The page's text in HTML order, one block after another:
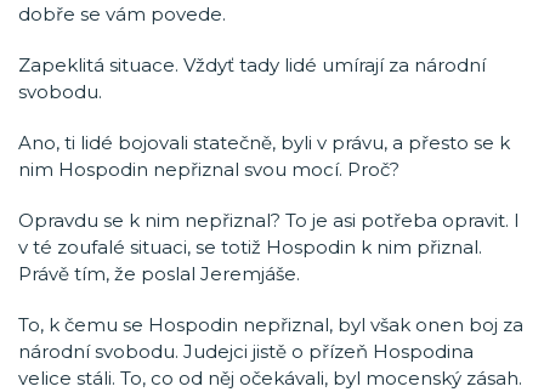
dobře se vám povede.
Zapeklitá situace. Vždyť tady lidé umírají za národní
svobodu.
Ano, ti lidé bojovali statečně, byli v právu, a přesto se k
nim Hospodin nepřiznal svou mocí. Proč?
Opravdu se k nim nepřiznal? To je asi potřeba opravit. I
v té zoufalé situaci, se totiž Hospodin k nim přiznal.
Právě tím, že poslal Jeremjáše.
To, k čemu se Hospodin nepřiznal, byl však onen boj za
národní svobodu. Judejci jistě o přízeň Hospodina
velice stáli. To, co od něj očekávali, byl mocenský zásah.